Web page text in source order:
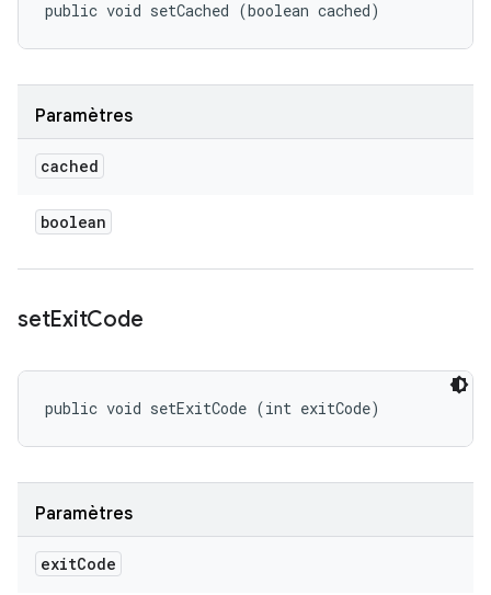
public void setCached (boolean cached)
Paramètres
cached
boolean
setExitCode
public void setExitCode (int exitCode)
Paramètres
exitCode